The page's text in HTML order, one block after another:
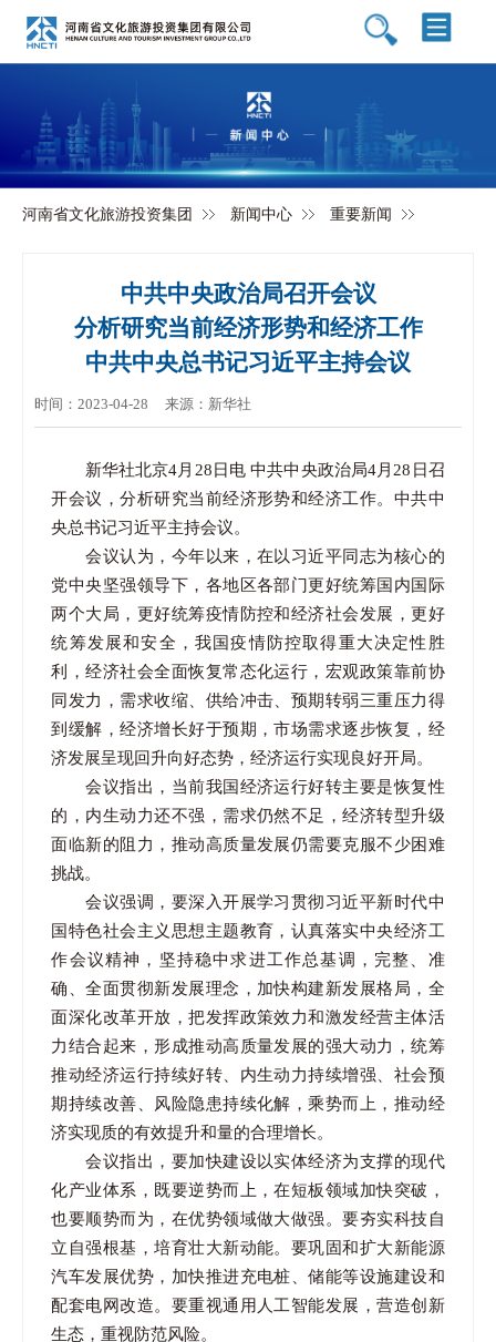
河南省文化旅游投资集团 新闻中心 重要新闻
中共中央政治局召开会议
分析研究当前经济形势和经济工作
中共中央总书记习近平主持会议
时间：2023-04-28 来源：新华社
新华社北京4月28日电 中共中央政治局4月28日召
开会议，分析研究当前经济形势和经济工作。中共中
央总书记习近平主持会议。
会议认为，今年以来，在以习近平同志为核心的
党中央坚强领导下，各地区各部门更好统筹国内国际
两个大局，更好统筹疫情防控和经济社会发展，更好
统筹发展和安全，我国疫情防控取得重大决定性胜
利，经济社会全面恢复常态化运行，宏观政策靠前协
同发力，需求收缩、供给冲击、预期转弱三重压力得
到缓解，经济增长好于预期，市场需求逐步恢复，经
济发展呈现回升向好态势，经济运行实现良好开局。
会议指出，当前我国经济运行好转主要是恢复性
的，内生动力还不强，需求仍然不足，经济转型升级
面临新的阻力，推动高质量发展仍需要克服不少困难
挑战。
会议强调，要深入开展学习贯彻习近平新时代中
国特色社会主义思想主题教育，认真落实中央经济工
作会议精神，坚持稳中求进工作总基调，完整、准
确、全面贯彻新发展理念，加快构建新发展格局，全
面深化改革开放，把发挥政策效力和激发经营主体活
力结合起来，形成推动高质量发展的强大动力，统筹
推动经济运行持续好转、内生动力持续增强、社会预
期持续改善、风险隐患持续化解，乘势而上，推动经
济实现质的有效提升和量的合理增长。
会议指出，要加快建设以实体经济为支撑的现代
化产业体系，既要逆势而上，在短板领域加快突破，
也要顺势而为，在优势领域做大做强。要夯实科技自
立自强根基，培育壮大新动能。要巩固和扩大新能源
汽车发展优势，加快推进充电桩、储能等设施建设和
配套电网改造。要重视通用人工智能发展，营造创新
生态，重视防范风险。